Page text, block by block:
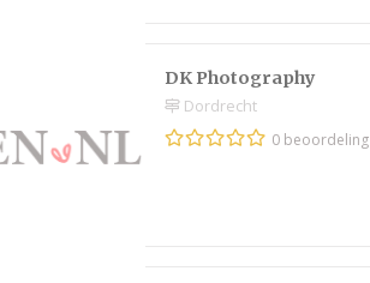
DK Photography
Dordrecht
0 beoordeling